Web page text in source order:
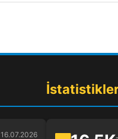
16.07.2026